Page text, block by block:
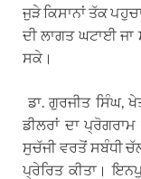
ਜੁੜੇ ਕਿਸਾਨਾਂ ਤੱਕ
ਦੀ ਲਾਗਤ ਘਟਾਈ
ਸਕੇ।
ਡਾ. ਗੁਰਜੀਤ ਸਿੰਘ,
ਡੀਲਰਾਂ ਦਾ
ਸੁਚੱਜੀ ਵਰਤੋਂ ਸਬੰਧੀ
ਪ੍ਰੇਰਿਤ ਕੀਤਾ।